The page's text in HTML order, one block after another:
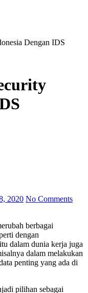
Dengan IDS
2020 No Comments
dengan
dalam dunia kerja juga
dalam melakukan
penting yang ada di
pilihan sebagai